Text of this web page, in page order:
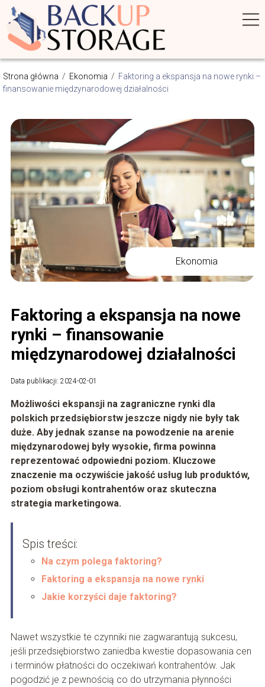
Strona główna / Ekonomia / Faktoring a ekspansja na nowe rynki –
finansowanie międzynarodowej działalności
Ekonomia
Faktoring a ekspansja na nowe
rynki – finansowanie
międzynarodowej działalności
Data publikacji: 2024-02-01
Możliwości ekspansji na zagraniczne rynki dla
polskich przedsiębiorstw jeszcze nigdy nie były tak
duże. Aby jednak szanse na powodzenie na arenie
międzynarodowej były wysokie, firma powinna
reprezentować odpowiedni poziom. Kluczowe
znaczenie ma oczywiście jakość usług lub produktów,
poziom obsługi kontrahentów oraz skuteczna
strategia marketingowa.
Spis treści:
Na czym polega faktoring?
Faktoring a ekspansja na nowe rynki
Jakie korzyści daje faktoring?
Nawet wszystkie te czynniki nie zagwarantują sukcesu,
jeśli przedsiębiorstwo zaniedba kwestie dopasowania cen
i terminów płatności do oczekiwań kontrahentów. Jak
pogodzić je z pewnością co do utrzymania płynności